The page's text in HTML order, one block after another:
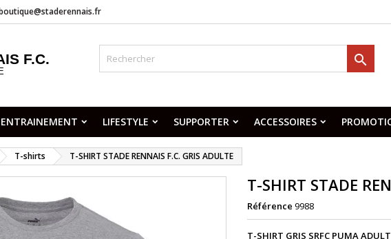
F.C. 
ENTRAINEMENT LIFESTYLE SUPPORTER ACCESSOIRES
T-shirts T-SHIRT STADE RENNAIS F.C. GRIS ADULTE
T-SHIRT STADE
Référence 9988
T-SHIRT GRIS SRFC PUMA